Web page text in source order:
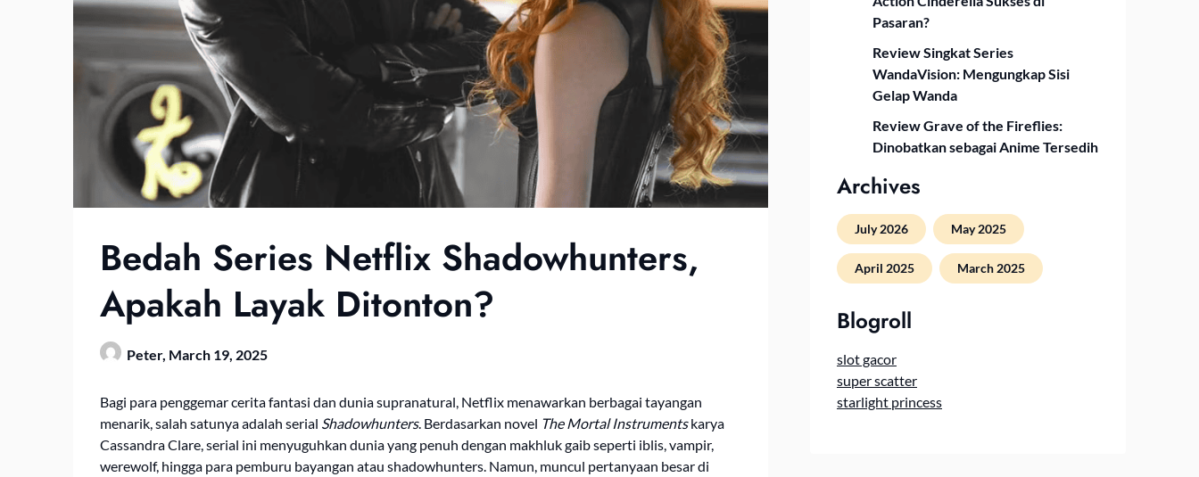
Bedah Series Netflix Shadowhunters,
Apakah Layak Ditonton?
Peter, March 19, 2025
Bagi para penggemar cerita fantasi dan dunia supranatural, Netflix menawarkan berbagai tayangan
menarik, salah satunya adalah serial Shadowhunters. Berdasarkan novel The Mortal Instrumentskarya
Cassandra Clare, serial ini menyuguhkan dunia yang penuh dengan makhluk gaib seperti iblis, vampir,
werewolf, hingga para pemburu bayangan atau shadowhunters. Namun, muncul pertanyaan besar di
Pasaran?
Review Singkat Series
WandaVision: Mengungkap Sisi
Gelap Wanda
Review Grave of the Fireflies:
Dinobatkan sebagai Anime Tersedih
Archives
July 2026 May 2025
April 2025 March 2025
Blogroll
slot gacor
super scatter
starlight princess